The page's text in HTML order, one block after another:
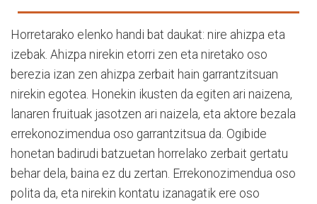
Horretarako elenko handi bat daukat: nire ahizpa eta
izebak. Ahizpa nirekin etorri zen eta niretako oso
berezia izan zen ahizpa zerbait hain garrantzitsuan
nirekin egotea. Honekin ikusten da egiten ari naizena,
lanaren fruituak jasotzen ari naizela, eta aktore bezala
errekonozimendua oso garrantzitsua da. Ogibide
honetan badirudi batzuetan horrelako zerbait gertatu
behar dela, baina ez du zertan. Errekonozimendua oso
polita da, eta nirekin kontatu izanagatik ere oso